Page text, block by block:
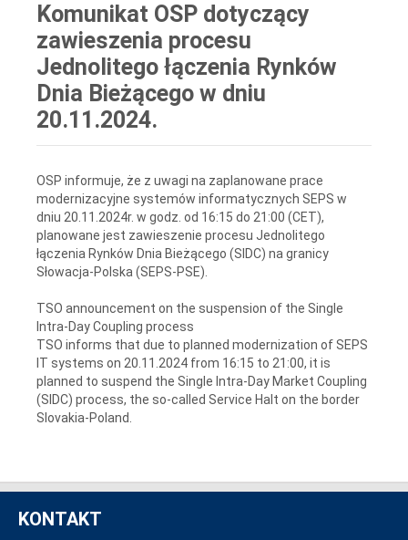
Komunikat OSP dotyczący
zawieszenia procesu
Jednolitego łączenia Rynków
Dnia Bieżącego w dniu
20.11.2024.
OSP informuje, że z uwagi na zaplanowane prace
modernizacyjne systemów informatycznych SEPS w
dniu 20.11.2024r. w godz. od 16:15 do 21:00 (CET),
planowane jest zawieszenie procesu Jednolitego
łączenia Rynków Dnia Bieżącego (SIDC) na granicy
Słowacja-Polska (SEPS-PSE).
TSO announcement on the suspension of the Single
Intra-Day Coupling process
TSO informs that due to planned modernization of SEPS
IT systems on 20.11.2024 from 16:15 to 21:00, it is
planned to suspend the Single Intra-Day Market Coupling
(SIDC) process, the so-called Service Halt on the border
Slovakia-Poland.
KONTAKT